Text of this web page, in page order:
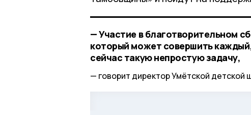
— Участие в благотворительном
который может совершить
сейчас такую непростую задачу,
говорит директор Умётской детской